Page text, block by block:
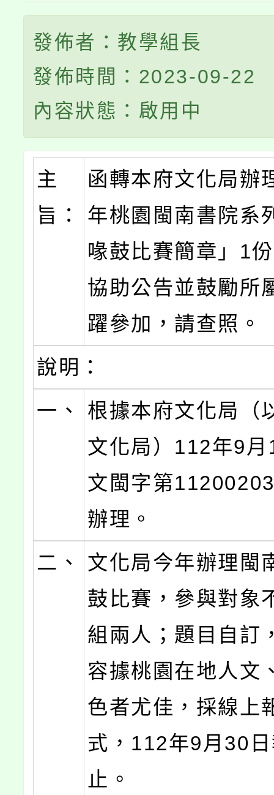
發佈者：教學組長
發佈時間：2023-09-22
內容狀態：啟用中
主
旨：
函轉本府文化局辦
年桃園閩南書院系
喙鼓比賽簡章」1
協助公告並鼓勵所
躍參加，請查照。
說明：
一、
根據本府文化局（
文化局）112年9
文閩字第
辦理。
二、
文化局今年辦理閩
鼓比賽，參與對象
組兩人；題目自訂
容據桃園在地人文
色者尤佳，採線上
式，112年9月30
止。